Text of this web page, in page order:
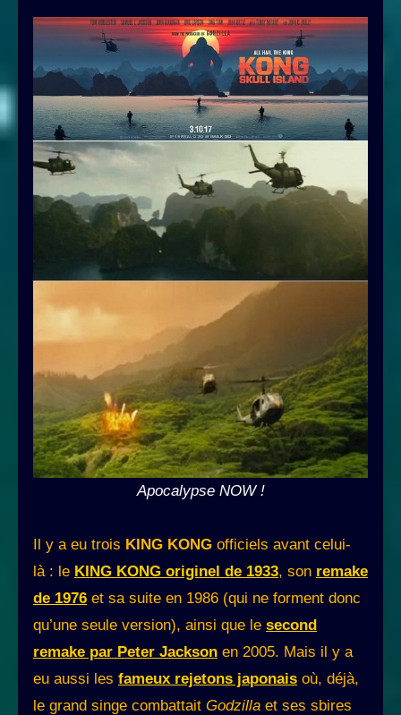
Apocalypse NOW !
Il y a eu trois KING KONG officiels avant celui-
là : le KING KONG originel de 1933, son remake
de 1976 et sa suite en 1986 (qui ne forment donc
qu’une seule version), ainsi que le second
remake par Peter Jackson en 2005. Mais il y a
eu aussi les fameux rejetons japonais où, déjà,
le grand singe combattait Godzilla et ses sbires